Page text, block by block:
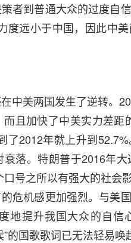
者到普通大众的过度自
度远小于中国，因此中
中美两国发生了逆转。
且加快了中美实力差
了2012年就上升到
落。特朗普于2016年大
号之所以有强大的社会
危机感更加强烈。与美
地提升我国大众的自信
的国歌歌词已无法轻易唤